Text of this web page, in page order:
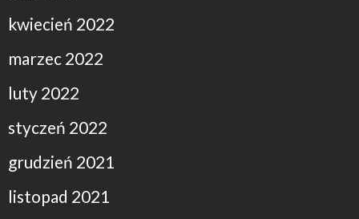
kwiecień 2022
marzec 2022
luty 2022
styczeń 2022
grudzień 2021
listopad 2021